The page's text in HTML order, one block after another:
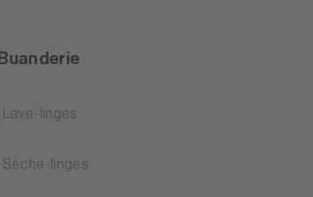
Buanderie
Lave-linges
Sèche-linges